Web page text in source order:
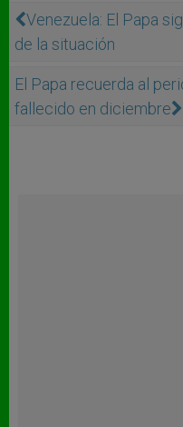
Venezuela: El Papa
de la situación
El Papa recuerda al
fallecido en diciembre